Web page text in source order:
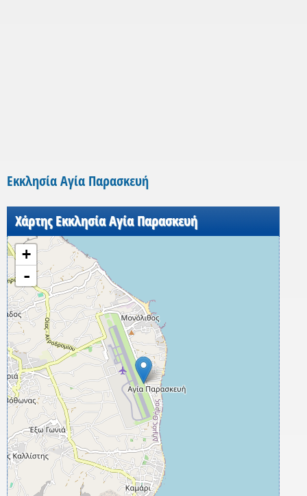
Εκκλησία Αγία Παρασκευή
Χάρτης Εκκλησία Αγία Παρασκευή
+
-